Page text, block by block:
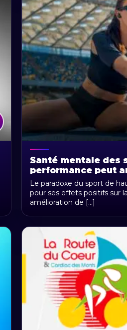
Santé mentale des
performance peut
psychologiques du
Le paradoxe du sport de
pour ses effets positifs sur
amélioration de [...]